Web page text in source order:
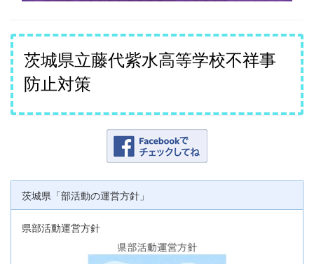
茨城県立藤代紫水高等学校不祥事
防止対策
茨城県「部活動の運営方針」
県部活動運営方針